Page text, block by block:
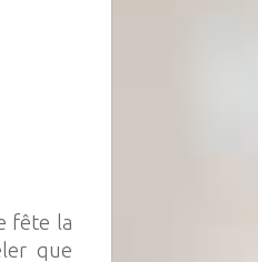
fête la
que